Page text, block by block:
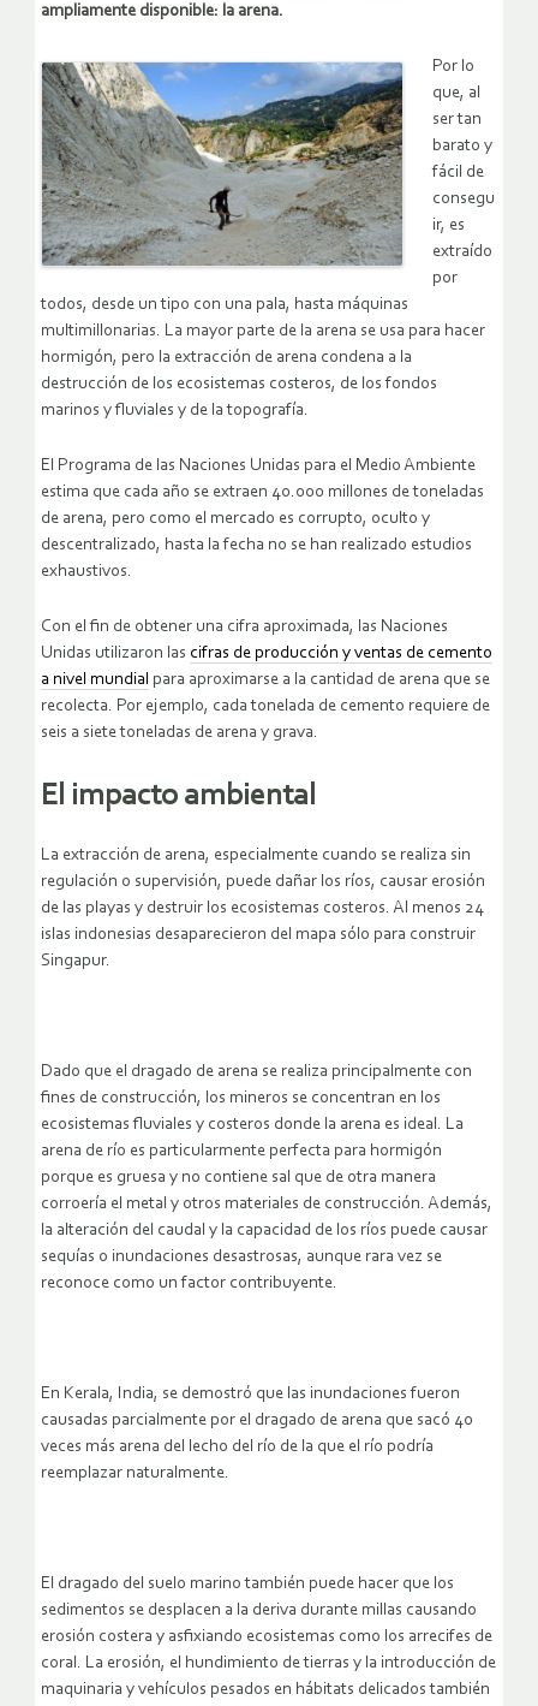
ampliamente disponible: la arena.
Por lo
que, al
ser tan
barato y
fácil de
consegu
ir, es
extraído
por
todos, desde un tipo con una pala, hasta máquinas
multimillonarias. La mayor parte de la arena se usa para hacer
hormigón, pero la extracción de arena condena a la
destrucción de los ecosistemas costeros, de los fondos
marinos y fluviales y de la topografía.
El Programa de las Naciones Unidas para el Medio Ambiente
estima que cada año se extraen 40.000 millones de toneladas
de arena, pero como el mercado es corrupto, oculto y
descentralizado, hasta la fecha no se han realizado estudios
exhaustivos.
Con el fin de obtener una cifra aproximada, las Naciones
Unidas utilizaron las cifras de producción y ventas de cemento
a nivel mundial para aproximarse a la cantidad de arena que se
recolecta. Por ejemplo, cada tonelada de cemento requiere de
seis a siete toneladas de arena y grava.
El impacto ambiental
La extracción de arena, especialmente cuando se realiza sin
regulación o supervisión, puede dañar los ríos, causar erosión
de las playas y destruir los ecosistemas costeros. Al menos 24
islas indonesias desaparecieron del mapa sólo para construir
Singapur.
Dado que el dragado de arena se realiza principalmente con
fines de construcción, los mineros se concentran en los
ecosistemas fluviales y costeros donde la arena es ideal. La
arena de río es particularmente perfecta para hormigón
porque es gruesa y no contiene sal que de otra manera
corroería el metal y otros materiales de construcción. Además,
la alteración del caudal y la capacidad de los ríos puede causar
sequías o inundaciones desastrosas, aunque rara vez se
reconoce como un factor contribuyente.
En Kerala, India, se demostró que las inundaciones fueron
causadas parcialmente por el dragado de arena que sacó 40
veces más arena del lecho del río de la que el río podría
reemplazar naturalmente.
El dragado del suelo marino también puede hacer que los
sedimentos se desplacen a la deriva durante millas causando
erosión costera y asfixiando ecosistemas como los arrecifes de
coral. La erosión, el hundimiento de tierras y la introducción de
maquinaria y vehículos pesados en hábitats delicados también